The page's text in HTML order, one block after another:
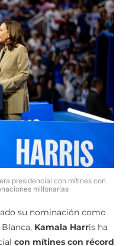
presidencial con mítines con
millonarias
su nominación como
Kamala Harris ha
con mítines con récord